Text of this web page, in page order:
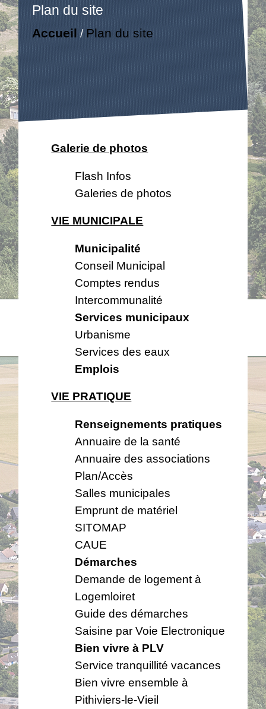
Plan du site
Accueil/ Plan du site
Galerie de photos
Flash Infos
Galeries de photos
VIE MUNICIPALE
Municipalité
Conseil Municipal
Comptes rendus
Intercommunalité
Services municipaux
Urbanisme
Services des eaux
Emplois
VIE PRATIQUE
Renseignements pratiques
Annuaire de la santé
Annuaire des associations
Plan/Accès
Salles municipales
Emprunt de matériel
SITOMAP
CAUE
Démarches
Demande de logement à
Logemloiret
Guide des démarches
Saisine par Voie Electronique
Bien vivre à PLV
Service tranquillité vacances
Bien vivre ensemble à
Pithiviers-le-Vieil